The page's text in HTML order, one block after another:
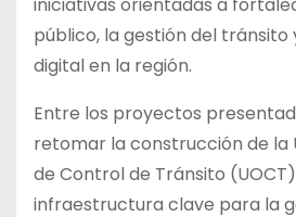
iniciativas orientadas a
público, la gestión del tránsito
digital en la región.
Entre los proyectos
retomar la construcción de la
de Control de Tránsito
infraestructura clave para la